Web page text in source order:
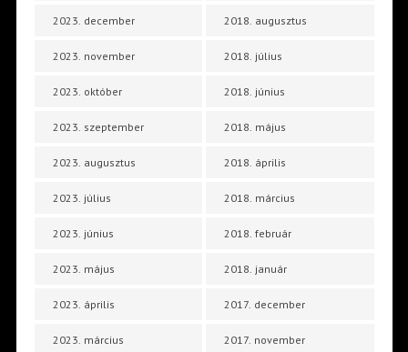
2023. december
2023. november
2023. október
2023. szeptember
2023. augusztus
2023. július
2023. június
2023. május
2023. április
2023. március
2018. augusztus
2018. július
2018. június
2018. május
2018. április
2018. március
2018. február
2018. január
2017. december
2017. november